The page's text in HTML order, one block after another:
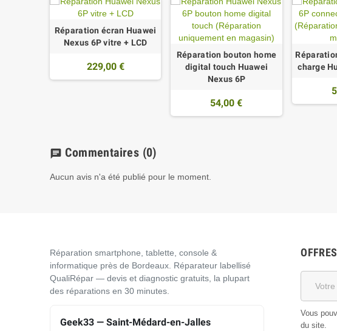
Réparation écran Huawei
Nexus 6P vitre + LCD
229,00 €
Réparation bouton home
digital touch Huawei
Nexus 6P
54,00 €
charge
chat Commentaires (0)
Aucun avis n'a été publié pour le moment.
Réparation smartphone, tablette, console &
informatique près de Bordeaux. Réparateur labellisé
QualiRépar — devis et diagnostic gratuits, la plupart
des réparations en 30 minutes.
Geek33 — Saint-Médard-en-Jalles
Vous
du site.